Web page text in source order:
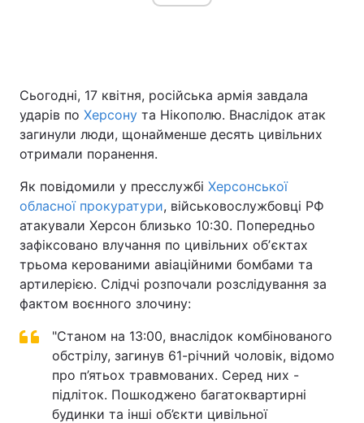
Сьогодні, 17 квітня, російська армія завдала
ударів по Херсону та Нікополю. Внаслідок атак
загинули люди, щонайменше десять цивільних
отримали поранення.
Як повідомили у пресслужбі Херсонської
обласної прокуратури, військовослужбовці РФ
атакували Херсон близько 10:30. Попередньо
зафіксовано влучання по цивільних обʼєктах
трьома керованими авіаційними бомбами та
артилерією. Слідчі розпочали розслідування за
фактом воєнного злочину:
"Станом на 13:00, внаслідок комбінованого
обстрілу, загинув 61-річний чоловік, відомо
про п’ятьох травмованих. Серед них -
підліток. Пошкоджено багатоквартирні
будинки та інші об’єкти цивільної